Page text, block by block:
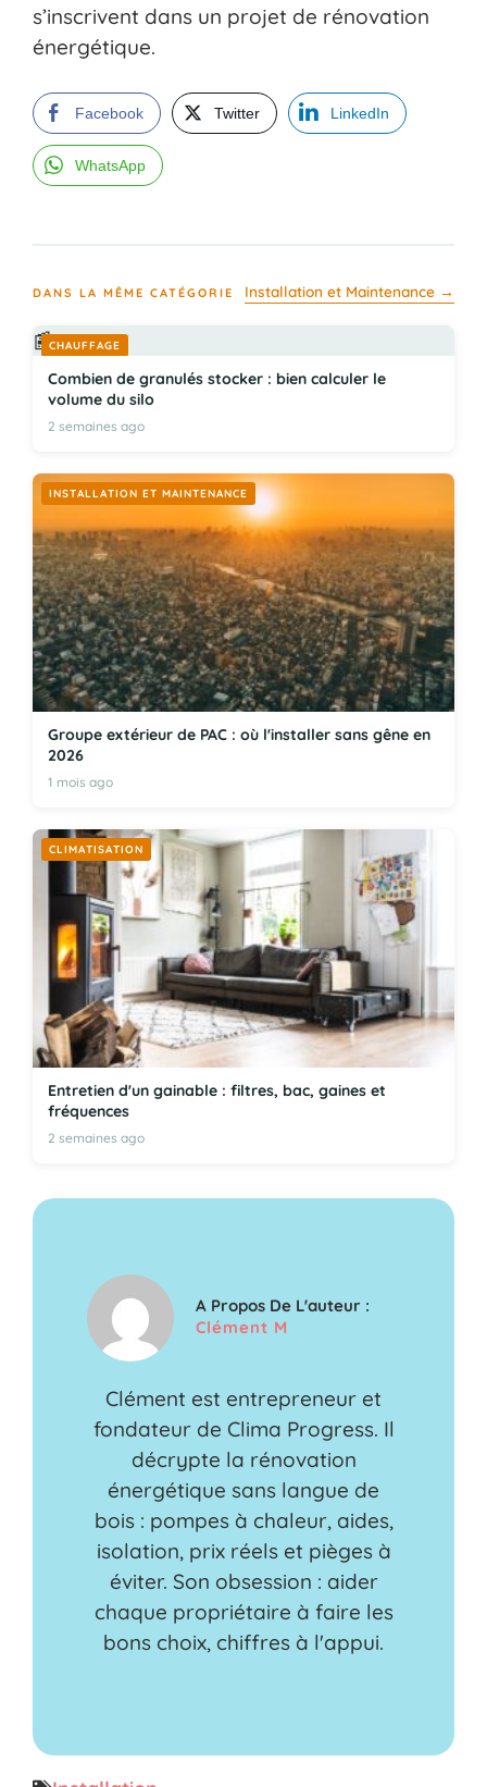
s’inscrivent dans un projet de rénovation
énergétique.
Facebook Twitter LinkedIn
WhatsApp
DANS LA MÊME CATÉGORIE Installation et Maintenance →
📰CHAUFFAGE
Combien de granulés stocker : bien calculer le
volume du silo
2 semaines ago
INSTALLATION ET MAINTENANCE
Groupe extérieur de PAC : où l'installer sans gêne en
2026
1 mois ago
CLIMATISATION
Entretien d'un gainable : filtres, bac, gaines et
fréquences
2 semaines ago
A Propos De L'auteur :
Clément M
Clément est entrepreneur et
fondateur de Clima Progress. Il
décrypte la rénovation
énergétique sans langue de
bois : pompes à chaleur, aides,
isolation, prix réels et pièges à
éviter. Son obsession : aider
chaque propriétaire à faire les
bons choix, chiffres à l'appui.